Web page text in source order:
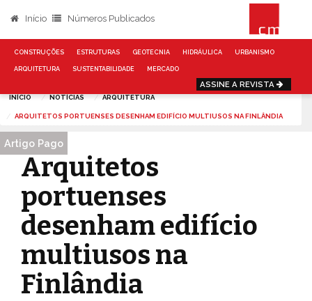
Início Números Publicados
CONSTRUÇÕES ESTRUTURAS GEOTECNIA HIDRÁULICA URBANISMO
ARQUITETURA SUSTENTABILIDADE MERCADO
ASSINE A REVISTA
INÍCIO NOTÍCIAS ARQUITETURA
ARQUITETOS PORTUENSES DESENHAM EDIFÍCIO MULTIUSOS NA FINLÂNDIA
Arquitetos
portuenses
desenham edifício
multiusos na
Finlândia
Artigo Pago